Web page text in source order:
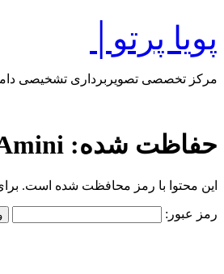
محتوا
پویا پرتو│
مرکز تخصصی تصویربرداری تشخیصی
حفاظت شده: Bahendeh_Amini
این محتوا با رمز محافظت شده است. برای
رمز عبور: